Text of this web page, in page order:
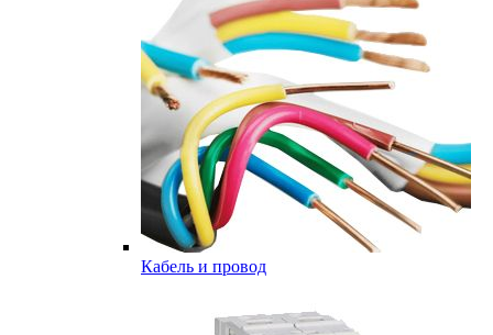
Кабель и провод